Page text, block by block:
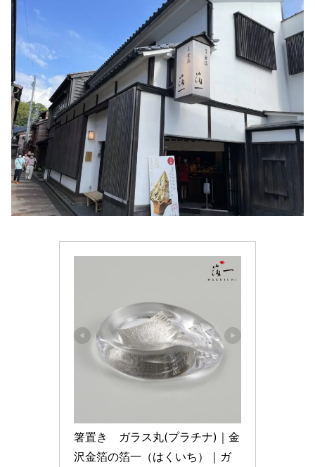
箸置き　ガラス丸(プラチナ)｜金
沢金箔の箔一（はくいち）｜ガ